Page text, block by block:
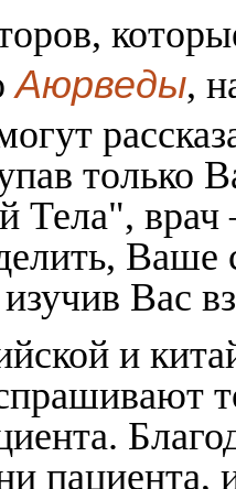
Аюрведы,
только
Тела",
Вас
и
пациента,